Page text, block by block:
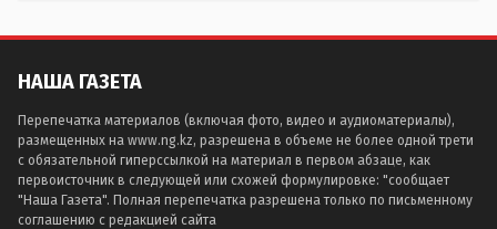
НАША ГАЗЕТА
Перепечатка материалов (включая фото, видео и аудиоматериалы),
размещенных на www.ng.kz, разрешена в объеме не более одной трети
с обязательной гиперссылкой на материал в первом абзаце, как
первоисточник в следующей или схожей формулировке: "сообщает
"Наша Газета". Полная перепечатка разрешена только по письменному
соглашению с редакцией сайта